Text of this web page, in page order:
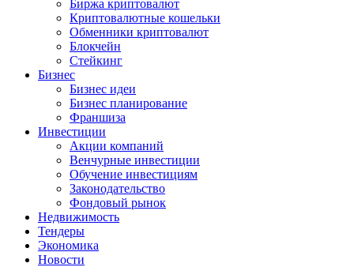
Биржа криптовалют
Криптовалютные кошельки
Обменники криптовалют
Блокчейн
Стейкинг
Бизнес
Бизнес идеи
Бизнес планирование
Франшиза
Инвестиции
Акции компаний
Венчурные инвестиции
Обучение инвестициям
Законодательство
Фондовый рынок
Недвижимость
Тендеры
Экономика
Новости